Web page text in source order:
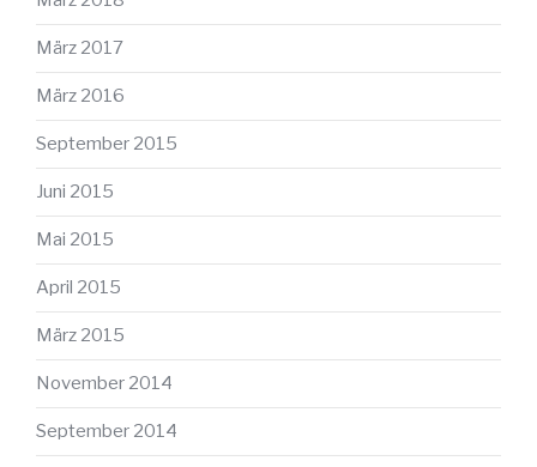
März 2017
März 2016
September 2015
Juni 2015
Mai 2015
April 2015
März 2015
November 2014
September 2014